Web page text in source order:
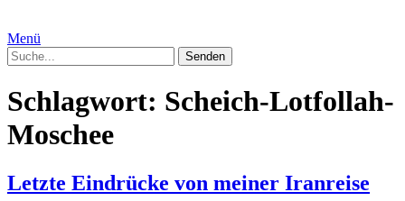
Menü
Schlagwort: Scheich-Lotfollah-
Moschee
Letzte Eindrücke von meiner Iranreise